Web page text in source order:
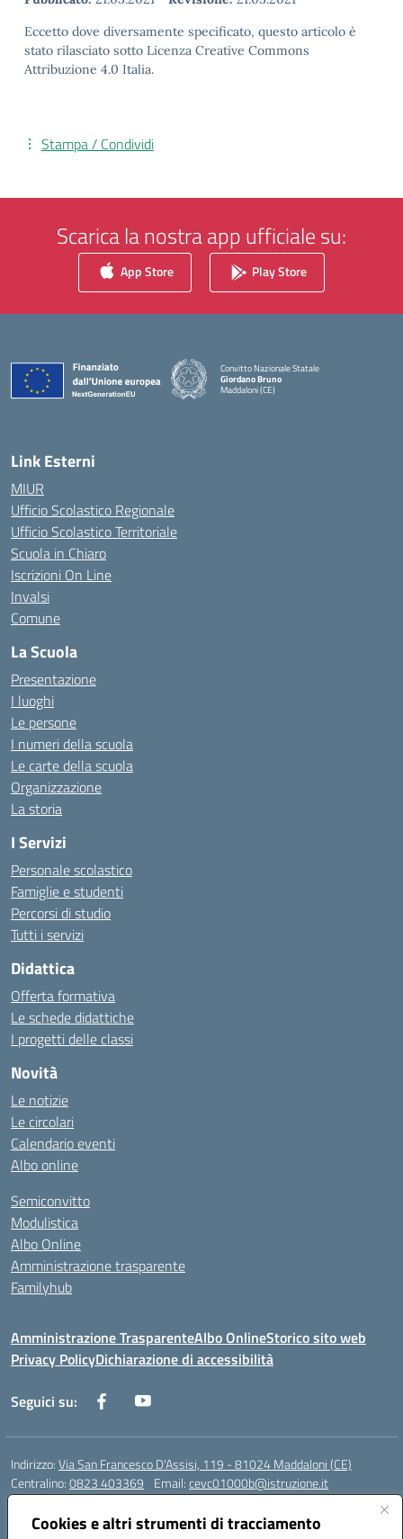
Cookies e altri strumenti di tracciamento
Eccetto dove diversamente specificato, questo articolo è
stato rilasciato sotto Licenza Creative Commons
Attribuzione 4.0 Italia.
Stampa / Condividi
Scarica la nostra app ufficiale su:
App Store Play Store
Convitto Nazionale Statale
Giordano Bruno
Maddaloni (CE)
Link Esterni
MIUR
Ufficio Scolastico Regionale
Ufficio Scolastico Territoriale
Scuola in Chiaro
Iscrizioni On Line
Invalsi
Comune
La Scuola
Presentazione
I luoghi
Le persone
I numeri della scuola
Le carte della scuola
Organizzazione
La storia
I Servizi
Personale scolastico
Famiglie e studenti
Percorsi di studio
Tutti i servizi
Didattica
Offerta formativa
Le schede didattiche
I progetti delle classi
Novità
Le notizie
Le circolari
Calendario eventi
Albo online
Semiconvitto
Modulistica
Albo Online
Amministrazione trasparente
Familyhub
Amministrazione TrasparenteAlbo OnlineStorico sito web
Privacy PolicyDichiarazione di accessibilità
Seguici su:
Indirizzo:Via San Francesco D'Assisi, 119 - 81024 Maddaloni (CE)
Centralino:0823 403369 Email:cevc01000b@istruzione.it
Posta elettronica certificata (PEC):
Codice fiscale: 80004990612 (Convitto) - 93044680614 (Scuole